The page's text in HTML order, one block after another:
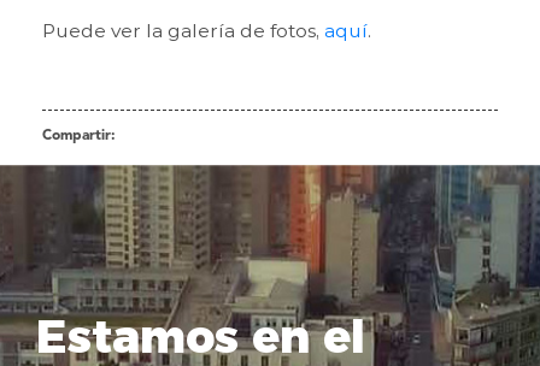
Puede ver la galería de fotos, aquí.
Compartir:
Estamos en el